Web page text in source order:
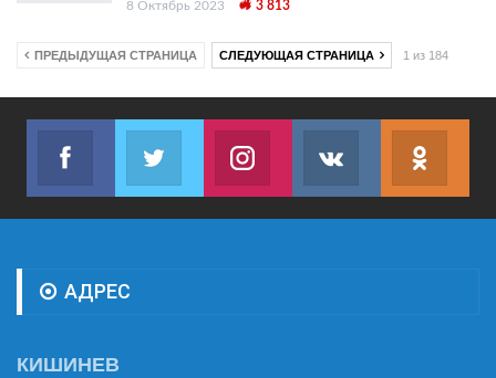
8 Октябрь 2023 3 813
ПРЕДЫДУЩАЯ СТРАНИЦА СЛЕДУЮЩАЯ СТРАНИЦА 1 из 184
Facebook
Join us on Facebook
Twitter
Join us on TwitterJoin us on InstagramJoin us on VK
АДРЕС
КИШИНЕВ